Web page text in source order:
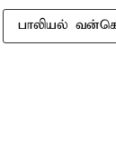
பாலியல்